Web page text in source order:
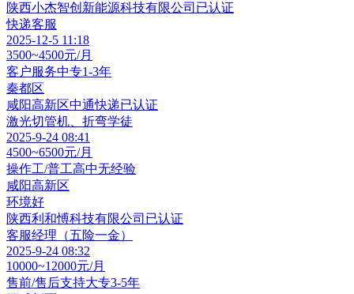
陕西小杰智创新能源科技有限公司 已认证
快递客服
2025-12-5 11:18
3500~4500元/月
客户服务中专1-3年
秦都区
咸阳高新区中通快递已认证
激光切管机、折弯学徒
2025-9-24 08:41
4500~6500元/月
操作工/普工高中无经验
咸阳高新区
环境好
陕西利和愽科技有限公司 已认证
客服经理（五险一金）
2025-9-24 08:32
10000~12000元/月
售前/售后支持大专3-5年